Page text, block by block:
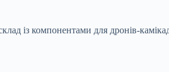
із компонентами для дронів-